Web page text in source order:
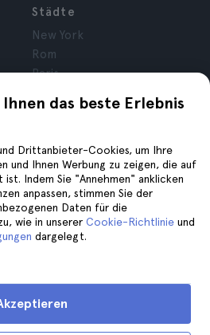
das beste Erlebnis
Drittanbieter-Cookies, um Ihre
und Ihnen Werbung zu zeigen, die auf
Indem Sie "Annehmen" anklicken
anpassen, stimmen Sie der
Daten für die
wie in unserer Cookie-Richtlinie und
dargelegt.
Städte
New York
Rom
Paris
Granada
Teneriffa
Folge uns auf